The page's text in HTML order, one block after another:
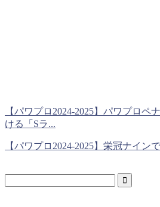
【パワプロ2024-2025】パワプロペ
ける「Sラ...
【パワプロ2024-2025】栄冠ナイン